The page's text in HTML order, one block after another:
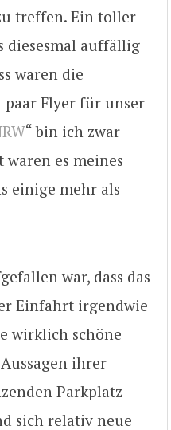
treffen. Ein toller
diesesmal auffällig
waren die
paar Flyer für unser
“ bin ich zwar
waren es meines
einige mehr als
war, dass das
Einfahrt irgendwie
wirklich schöne
ihrer
Parkplatz
sich relativ neue